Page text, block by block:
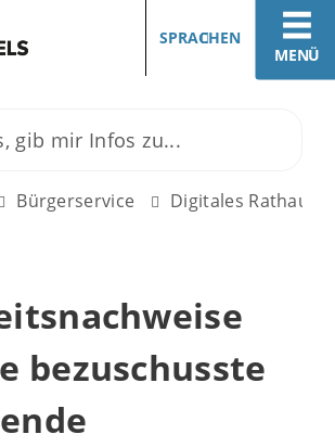
MENÜ
SPRACHEN
Bürgerservice Digitales Rathaus
bezuschusste